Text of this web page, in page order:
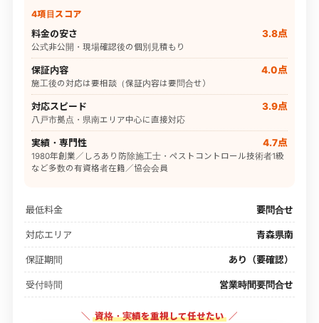
4項目スコア
料金の安さ 3.8点
公式非公開・現場確認後の個別見積もり
保証内容 4.0点
施工後の対応は要相談（保証内容は要問合せ）
対応スピード 3.9点
八戸市拠点・県南エリア中心に直接対応
実績・専門性 4.7点
1980年創業／しろあり防除施工士・ペストコントロール技術者1級
など多数の有資格者在籍／協会会員
最低料金 要問合せ
対応エリア 青森県南
保証期間 あり（要確認）
受付時間 営業時間要問合せ
＼ 資格・実績を重視して任せたい ／